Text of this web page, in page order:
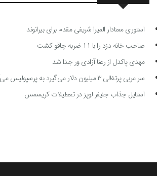
استوری معنادار المیرا شریفی مقدم برای بیرانوند
صاحب خانه دزد را با 11 ضربه چاقو کشت
مهدی پاکدل از رعنا آزادی ور جدا شد
سر مربی پرتغالی ۳ میلیون دلار می‌گیرد به پرسپولیس می‌آید
استایل جذاب جنیفر لوپز در تعطیلات کریسمس